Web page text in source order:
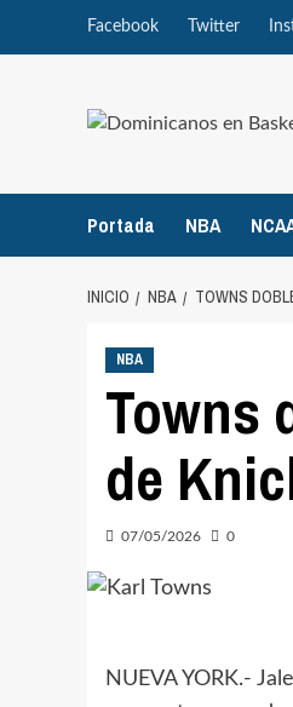
Facebook Twitter
Portada NBA
INICIO NBA TOWNS
NBA
Towns
de
07/05/2026 0
NUEVA YORK.-